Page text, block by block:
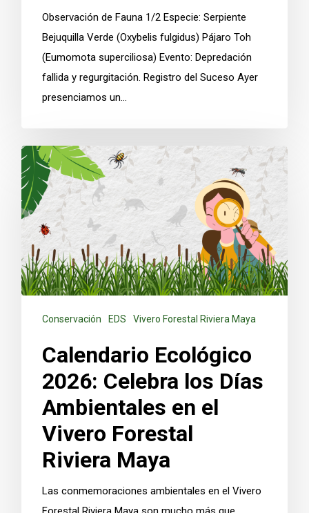
Observación de Fauna 1/2 Especie: Serpiente
Bejuquilla Verde (Oxybelis fulgidus) Pájaro Toh
(Eumomota superciliosa) Evento: Depredación
fallida y regurgitación. Registro del Suceso Ayer
presenciamos un…
Conservación EDS Vivero Forestal Riviera Maya
Calendario Ecológico
2026: Celebra los Días
Ambientales en el
Vivero Forestal
Riviera Maya
Las conmemoraciones ambientales en el Vivero